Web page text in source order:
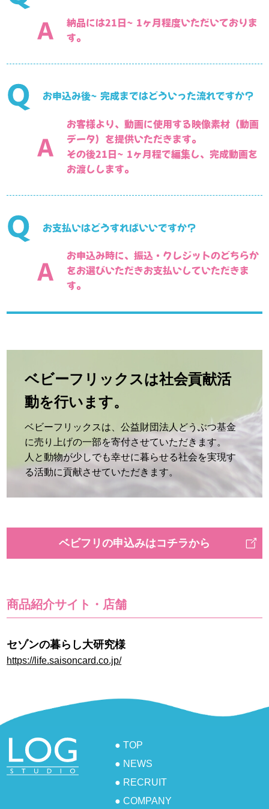
納品には21日～1ヶ月程度いただいておりま
す。
お申込み後～完成まではどういった流れですか？
お客様より、動画に使用する映像素材（動画
データ）を提供いただきます。
その後21日～1ヶ月程で編集し、完成動画を
お渡しします。
お支払いはどうすればいいですか？
お申込み時に、振込・クレジットのどちらか
をお選びいただきお支払いしていただきま
す。
ベビーフリックスは社会貢献活
動を行います。
ベビーフリックスは、公益財団法人どうぶつ基金
に売り上げの一部を寄付させていただきます。
人と動物が少しでも幸せに暮らせる社会を実現す
る活動に貢献させていただきます。
ベビフリの申込みはコチラから
商品紹介サイト・店舗
セゾンの暮らし大研究様
https://life.saisoncard.co.jp/
● TOP
● NEWS
● RECRUIT
● COMPANY